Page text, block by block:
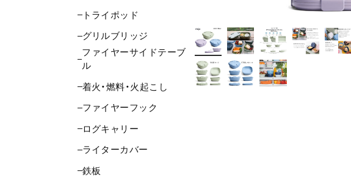
トライポッド
グリルブリッジ
ファイヤーサイドテーブ
ル
着火・燃料・火起こし
ファイヤーフック
ログキャリー
ライターカバー
鉄板